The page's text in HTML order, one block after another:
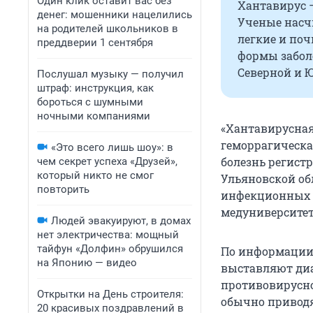
денег: мошенники нацелились
на родителей школьников в
преддверии 1 сентября
Послушал музыку — получил
штраф: инструкция, как
бороться с шумными
ночными компаниями
«Это всего лишь шоу»: в
чем секрет успеха «Друзей»,
который никто не смог
повторить
Людей эвакуируют, в домах
нет электричества: мощный
тайфун «Долфин» обрушился
на Японию — видео
Открытки на День строителя:
20 красивых поздравлений в
Хантавирус
Ученые
легкие и
формы
Северной и
болезнь
Ульяновской
инфекционных
По информации
выставляют
обычно